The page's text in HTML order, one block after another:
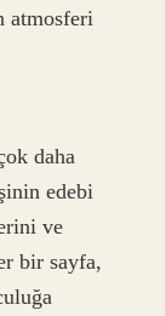
atmosferi
daha
edebi
ve
bir sayfa,